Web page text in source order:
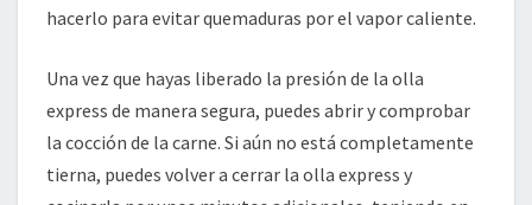
hacerlo para evitar quemaduras por el vapor caliente.
Una vez que hayas liberado la presión de la olla
express de manera segura, puedes abrir y comprobar
la cocción de la carne. Si aún no está completamente
tierna, puedes volver a cerrar la olla express y